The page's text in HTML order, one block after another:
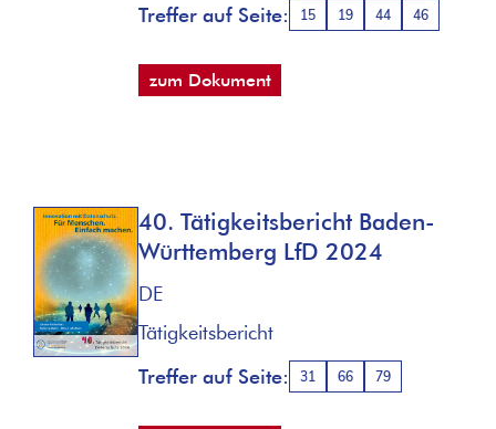
Treffer auf Seite:
15 19 44 46
zum Dokument
40. Tätigkeitsbericht Baden-
Württemberg LfD 2024
DE
Tätigkeitsbericht
Treffer auf Seite:
31 66 79